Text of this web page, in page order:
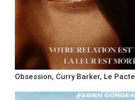
Obsession, Curry Barker, Le Pacte